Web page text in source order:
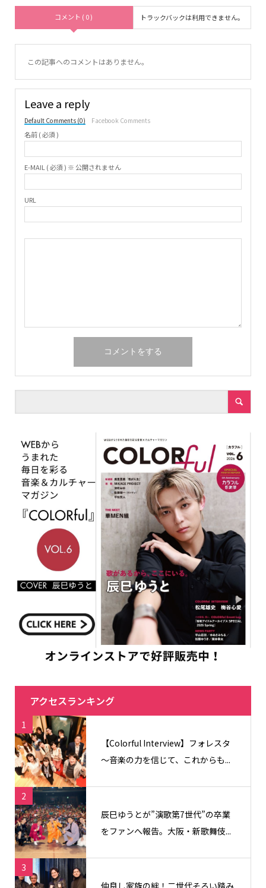
コメント ( 0 ) トラックバックは利用できません。
この記事へのコメントはありません。
Leave a reply
Default Comments (0) Facebook Comments
名前 ( 必須 )
E-MAIL ( 必須 ) ※ 公開されません
URL
アクセスランキング
1
【Colorful Interview】フォレスタ
〜音楽の力を信じて、これからも...
2
辰巳ゆうとが”演歌第7世代”の卒業
をファンへ報告。大阪・新歌舞伎...
3
仲良し家族の絆！二世代そろい踏み